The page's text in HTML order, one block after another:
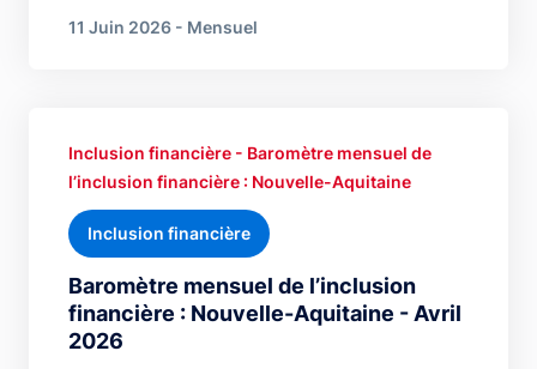
11 Juin 2026 - Mensuel
Baromètre mensuel de l’inclusion
financière : Nouvelle-Aquitaine - Avril
2026
Inclusion financière - Baromètre mensuel de
l’inclusion financière : Nouvelle-Aquitaine
Inclusion financière